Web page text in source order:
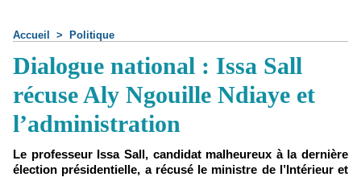
Accueil > Politique
Dialogue national : Issa Sall
récuse Aly Ngouille Ndiaye et
l’administration
Le professeur Issa Sall, candidat malheureux à la dernière
élection présidentielle, a récusé le ministre de l’Intérieur et